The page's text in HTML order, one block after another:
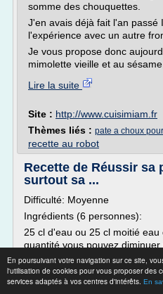
En poursuivant votre navigation sur ce site,
l'utilisation de cookies pour vous proposer des
services adaptés à vos centres d'intérêts. En
somme des chouquettes.
J'en avais déjà fait l'an passé
l'expérience avec un autre
Je vous propose donc
mimolette vieille et au
Lire la suite
Site : http://www.cuisimiam.fr
Thèmes liés : pate a choux
recette au robot
Recette de Réussir sa
surtout sa ...
Difficulté: Moyenne
Ingrédients (6 personnes):
25 cl d'eau ou 25 cl moitié
quantité vous pouvez
par la même quantité par un
beurre5 g de sucre5 g de
fluide)